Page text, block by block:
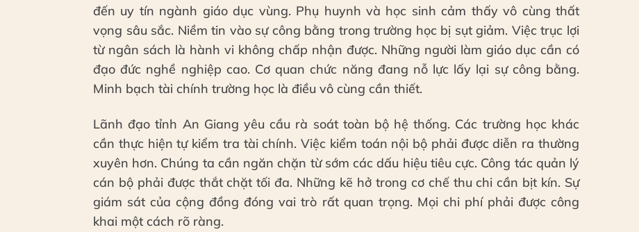
đến uy tín ngành giáo dục vùng. Phụ huynh và học sinh cảm thấy vô cùng thất
vọng sâu sắc. Niềm tin vào sự công bằng trong trường học bị sụt giảm. Việc trục lợi
từ ngân sách là hành vi không chấp nhận được. Những người làm giáo dục cần có
đạo đức nghề nghiệp cao. Cơ quan chức năng đang nỗ lực lấy lại sự công bằng.
Minh bạch tài chính trường học là điều vô cùng cần thiết.
Lãnh đạo tỉnh An Giang yêu cầu rà soát toàn bộ hệ thống. Các trường học khác
cần thực hiện tự kiểm tra tài chính. Việc kiểm toán nội bộ phải được diễn ra thường
xuyên hơn. Chúng ta cần ngăn chặn từ sớm các dấu hiệu tiêu cực. Công tác quản lý
cán bộ phải được thắt chặt tối đa. Những kẽ hở trong cơ chế thu chi cần bịt kín. Sự
giám sát của cộng đồng đóng vai trò rất quan trọng. Mọi chi phí phải được công
khai một cách rõ ràng.